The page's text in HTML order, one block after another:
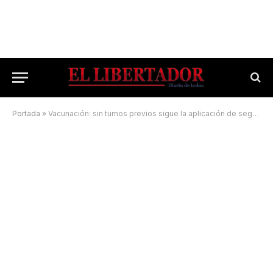
Portada » Vacunación: sin turnos previos sigue la aplicación de segundas dosis en Capital